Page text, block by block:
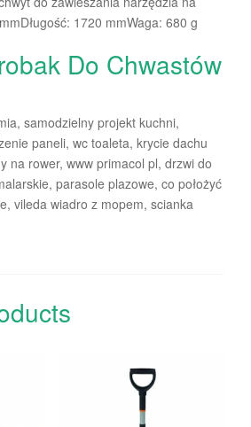
1720 mmWaga: 680 g
Do Chwastów
samodzielny projekt kuchni,
paneli, wc toaleta, krycie dachu
na rower, www primacol pl, drzwi do
parasole plazowe, co położyć
vileda wiadro z mopem, scianka